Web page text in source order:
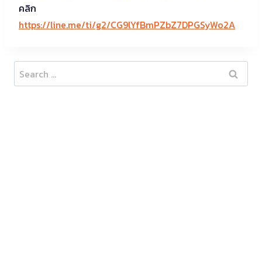
คลิก
https://line.me/ti/g2/CG9lYfBmPZbZ7DPGSyWo2A
Search
for: